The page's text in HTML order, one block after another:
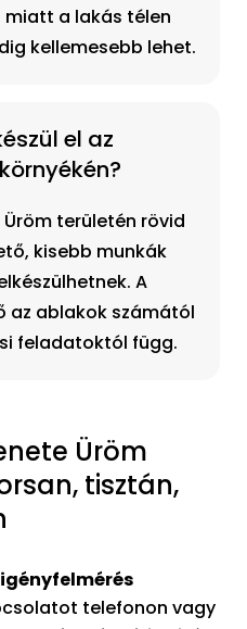
miatt a lakás télen
kellemesebb lehet.
el az
területén rövid
kisebb munkák
A
az ablakok számától
feladatoktól függ.
Üröm
tisztán,
telefonon vagy